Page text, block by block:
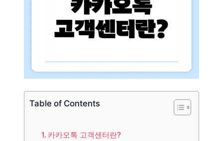
Table of Contents
카카오톡 고객센터란?